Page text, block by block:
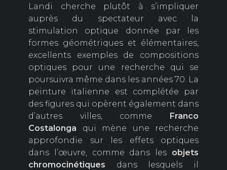
Landi cherche plutôt à s’impliquer
auprès du spectateur avec la
stimulation optique donnée par les
formes géométriques et élémentaires,
excellents exemples de compositions
optiques pour une recherche qui se
poursuivra même dans les années 70. La
peinture italienne est complétée par
des figures qui opèrent également dans
d’autres villes, comme Franco
Costalonga qui mène une recherche
approfondie sur les effets optiques
dans l’œuvre, comme dans les objets
chromocinétiques dans lesquels il